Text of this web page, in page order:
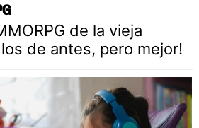
de la vieja
de antes, pero mejor!